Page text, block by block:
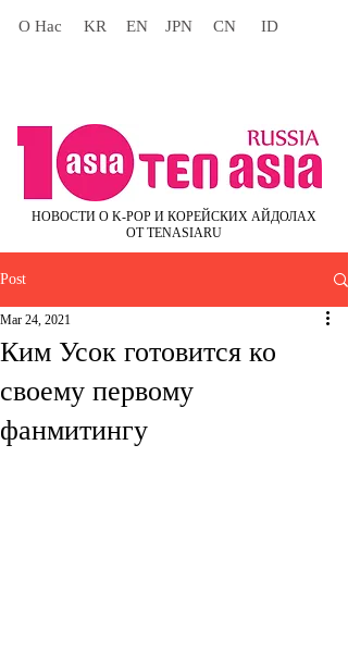
О Нас KR EN JPN CN ID
НОВОСТИ О K-POP И КОРЕЙСКИХ АЙДОЛАХ
ОТ TENASIARU
Post
Ким Усок готовится ко
своему первому
фанмитингу
Mar 24, 2021